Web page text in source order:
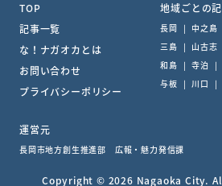
TOP
記事一覧
な！ナガオカとは
お問い合わせ
プライバシーポリシー
地域ごとの
長岡 | 中之島
三島 | 山古志
和島 | 寺泊 |
与板 | 川口 |
運営元
長岡市地方創生推進部 広報・魅力発信課
Copyright © 2026 Nagaoka City.